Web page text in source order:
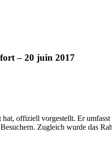
– 20 juin 2017
offiziell vorgestellt. Er
Zugleich wurde das